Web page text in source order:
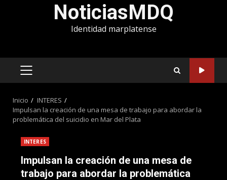
NoticiasMDQ
Identidad marplatense
MENÚ
Inicio
INTERES
Impulsan la creación de una mesa de trabajo para abordar la
problemática del suicidio en Mar del Plata
INTERES
Impulsan la creación de una mesa de
trabajo para abordar la problemática